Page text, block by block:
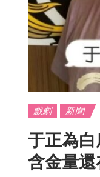
戲劇 新聞
于正為
含金量還